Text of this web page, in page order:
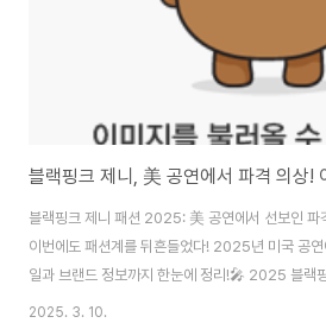
블랙핑크 제니, 美 공연에서 파격 의상!
블랙핑크 제니 패션 2025: 美 공연에서 선보인 파
이번에도 패션계를 뒤흔들었다! 2025년 미국 공
일과 브랜드 정보까지 한눈에 정리!🎤 2025 블랙
파격적이길래?제니가 착용한 블랙 & 실버 컬러 조
2025. 3. 10.